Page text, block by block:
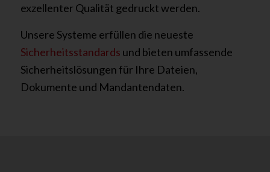
exzellenter Qualität gedruckt werden.
Unsere Systeme erfüllen die neueste
Sicherheitsstandards und bieten umfassende
Sicherheitslösungen für Ihre Dateien,
Dokumente und Mandantendaten.